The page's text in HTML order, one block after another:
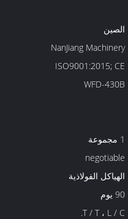
الصين
NanJiang Machinery
ISO9001:2015; CE
WFD-430B
1 مجموعة
negotiable
الهياكل الفولاذية
90 يوم
T / T ، L / C.